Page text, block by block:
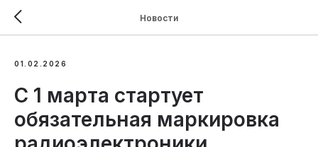
Новости
01.02.2026
С 1 марта стартует
обязательная маркировка